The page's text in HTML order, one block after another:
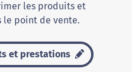
les produits et
le point de vente.
et prestations